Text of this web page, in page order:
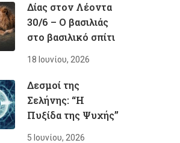
Δίας στον Λέοντα
30/6 – Ο βασιλιάς
στο βασιλικό σπίτι
18 Ιουνίου, 2026
Δεσμοί της
Σελήνης: “Η
Πυξίδα της Ψυχής”
5 Ιουνίου, 2026